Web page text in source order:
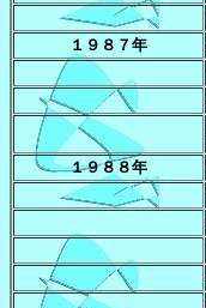
１９８７年
１９８８年